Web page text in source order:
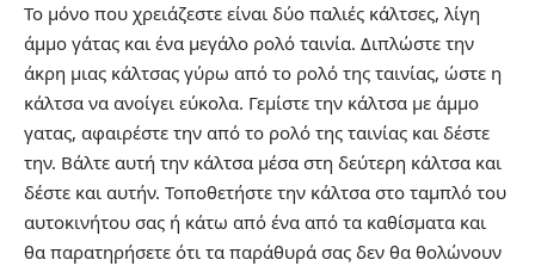
Το μόνο που χρειάζεστε είναι δύο παλιές κάλτσες, λίγη
άμμο γάτας και ένα μεγάλο ρολό ταινία. Διπλώστε την
άκρη μιας κάλτσας γύρω από το ρολό της ταινίας, ώστε η
κάλτσα να ανοίγει εύκολα. Γεμίστε την κάλτσα με άμμο
γατας, αφαιρέστε την από το ρολό της ταινίας και δέστε
την. Βάλτε αυτή την κάλτσα μέσα στη δεύτερη κάλτσα και
δέστε και αυτήν. Τοποθετήστε την κάλτσα στο ταμπλό του
αυτοκινήτου σας ή κάτω από ένα από τα καθίσματα και
θα παρατηρήσετε ότι τα παράθυρά σας δεν θα θολώνουν